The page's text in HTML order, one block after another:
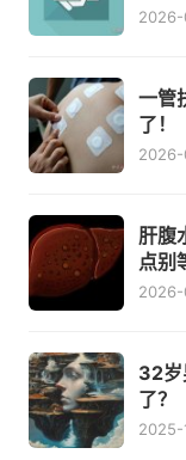
2026-
一管
了！
2026-
肝腹
点别
2026-
32岁
了？
2025-